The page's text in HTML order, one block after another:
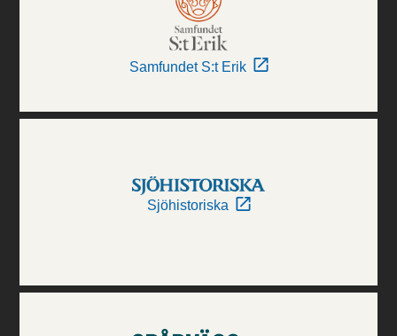
Samfundet S:t Erik
Sjöhistoriska